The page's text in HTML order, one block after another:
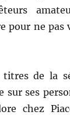
pour ne pas
titres de la
sur ses
chez